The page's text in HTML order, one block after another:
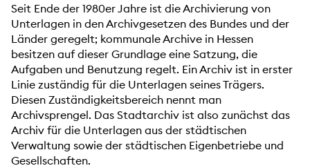
Seit Ende der 1980er Jahre ist die Archivierung von
Unterlagen in den Archivgesetzen des Bundes und der
Länder geregelt; kommunale Archive in Hessen
besitzen auf dieser Grundlage eine Satzung, die
Aufgaben und Benutzung regelt. Ein Archiv ist in erster
Linie zuständig für die Unterlagen seines Trägers.
Diesen Zuständigkeitsbereich nennt man
Archivsprengel. Das Stadtarchiv ist also zunächst das
Archiv für die Unterlagen aus der städtischen
Verwaltung sowie der städtischen Eigenbetriebe und
Gesellschaften.